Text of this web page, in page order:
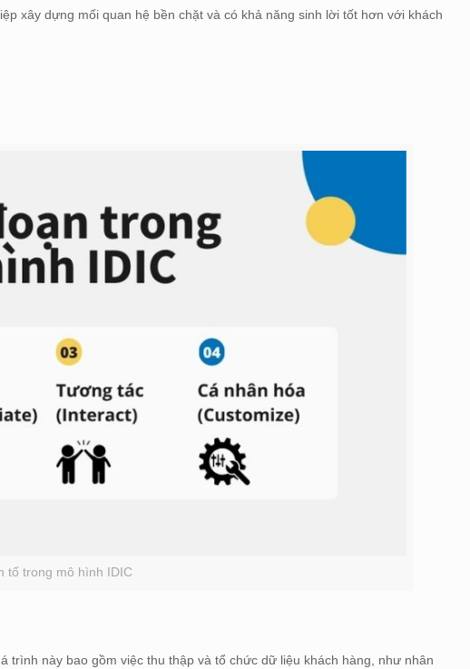
xây dựng mối quan hệ bền chặt và có khả năng sinh lời tốt hơn với khách
tố trong mô hình IDIC
trình này bao gồm việc thu thập và tổ chức dữ liệu khách hàng, như nhân